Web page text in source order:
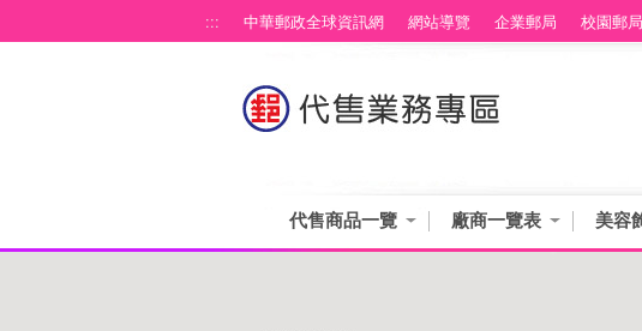
::: 中華郵政全球資訊網 網站導覽 企業郵局 校園郵局
代售商品一覽 廠商一覽表 美容